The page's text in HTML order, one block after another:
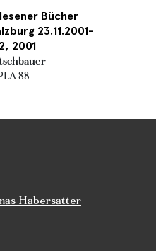
Bücher
23.11.2001-
2001
88
Habersatter